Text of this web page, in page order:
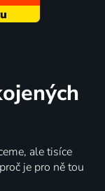
ale tisíce
je pro ně tou